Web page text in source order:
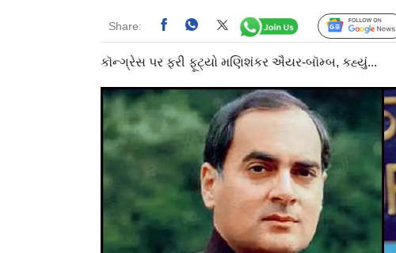
Share: Follow Us
કૉન્ગ્રેસ પર ફરી ફૂટ્યો મણિશંકર ઐયર-બૉમ્બ, કહ્યું...